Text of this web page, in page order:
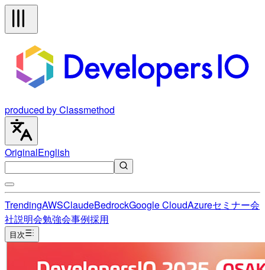
produced by Classmethod
OriginalEnglish
TrendingAWSClaudeBedrockGoogle CloudAzureセミナー会
社説明会勉強会事例採用
目次